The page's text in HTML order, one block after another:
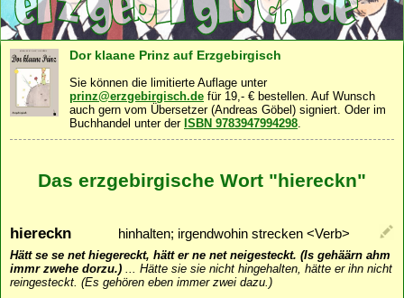
Dor klaane Prinz auf Erzgebirgisch
Sie können die limitierte Auflage unter
prinz@erzgebirgisch.de für 19,- € bestellen. Auf Wunsch
auch gern vom Übersetzer (Andreas Göbel) signiert. Oder im
Buchhandel unter der ISBN 9783947994298.
Das erzgebirgische Wort "hiereckn"
hiereckn hinhalten; irgendwohin strecken <Verb>
Hätt se se net hiegereckt, hätt er ne net neigesteckt. (Is gehäärn ahm
immr zwehe dorzu.) ... Hätte sie sie nicht hingehalten, hätte er ihn nicht
reingesteckt. (Es gehören eben immer zwei dazu.)